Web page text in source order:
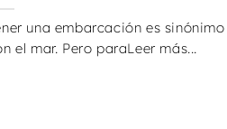
una embarcación es
el mar. Pero paraLeer más...